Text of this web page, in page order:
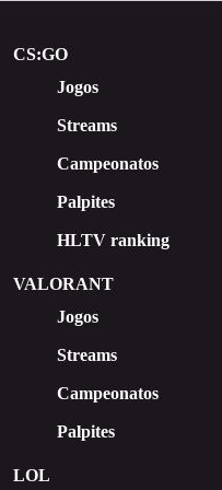
CS:GO
Jogos
Streams
Сampeonatos
Palpites
HLTV ranking
VALORANT
Jogos
Streams
Campeonatos
Palpites
LOL